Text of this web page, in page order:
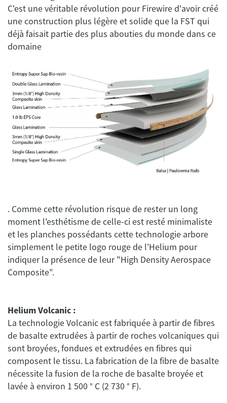
C'est une véritable révolution pour Firewire d'avoir créé
une construction plus légère et solide que la FST qui
déjà faisait partie des plus abouties du monde dans ce
. Comme cette révolution risque de rester un long
moment l'esthétisme de celle-ci est resté minimaliste
et les planches possédants cette technologie arbore
simplement le petite logo rouge de l'Helium pour
indiquer la présence de leur "High Density Aerospace
Helium Volcanic :
La technologie Volcanic est fabriquée à partir de fibres
de basalte extrudées à partir de roches volcaniques qui
sont broyées, fondues et extrudées en fibres qui
composent le tissu. La fabrication de la fibre de basalte
nécessite la fusion de la roche de basalte broyée et